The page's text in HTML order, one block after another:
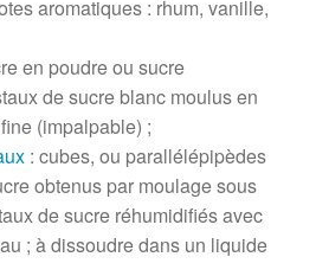
aromatiques : rhum, vanille,
en poudre ou sucre
de sucre blanc moulus en
(impalpable) ;
: cubes, ou parallélépipèdes
obtenus par moulage sous
de sucre réhumidifiés avec
; à dissoudre dans un liquide